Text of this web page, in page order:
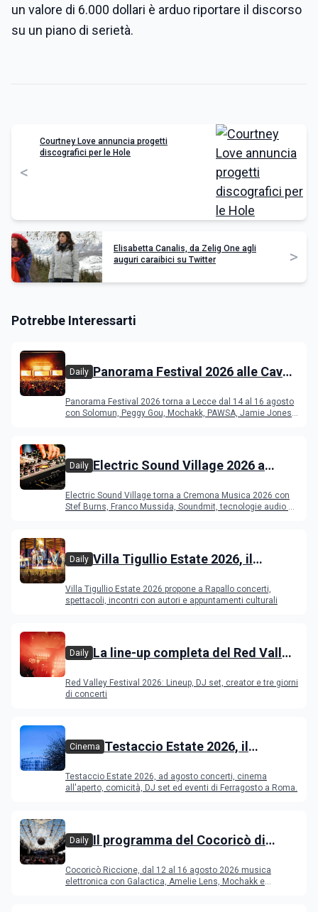
un valore di 6.000 dollari è arduo riportare il discorso
su un piano di serietà.
<
Courtney Love annuncia progetti
discografici per le Hole
Elisabetta Canalis, da Zelig One agli
auguri caraibici su Twitter
>
Potrebbe Interessarti
Daily Panorama Festival 2026 alle Cave
programma
Panorama Festival 2026 torna a Lecce dal 14 al 16 agosto
con Solomun, Peggy Gou, Mochakk, PAWSA, Jamie Jones
Daily Electric Sound Village 2026 a
Young Band Contest, il programma
Electric Sound Village torna a Cremona Musica 2026 con
Stef Burns, Franco Mussida, Soundmit, tecnologie audio e
Daily Villa Tigullio Estate 2026, il
Villa Tigullio Estate 2026 propone a Rapallo concerti,
spettacoli, incontri con autori e appuntamenti culturali
Daily La line-up completa del Red Valley
Red Valley Festival 2026: Lineup, DJ set, creator e tre giorni
di concerti
Cinema Testaccio Estate 2026, il
Ferragosto
Testaccio Estate 2026, ad agosto concerti, cinema
all'aperto, comicità, DJ set ed eventi di Ferragosto a Roma.
Daily Il programma del Cocoricò di
Cocoricò Riccione, dal 12 al 16 agosto 2026 musica
elettronica con Galactica, Amelie Lens, Mochakk e